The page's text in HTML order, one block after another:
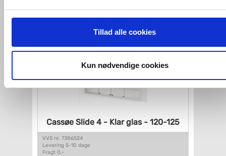
Hvis du accepterer alle cookies, så giver du samtykke til de
ovenfor nævnte formål med de pågældende cookies. Du har
og fra nedenfor. Til enhver tid er det ligeledes muligt, at
dit samtykke, hvis du måtte ønske det.
Du kan se mere om, hvordan vi behandler dine
personoplysninger, ved at klikkeher.
Tillad alle cookies
Kun nødvendige cookies
Cassøe Slide 4 - Klar glas - 120-125
VVS nr. 7386524
Levering 5-10 dage
Fragt 0,-